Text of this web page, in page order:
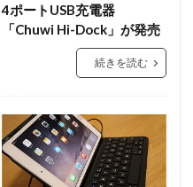
4ポートUSB充電器
「Chuwi Hi-Dock」が発売
続きを読む